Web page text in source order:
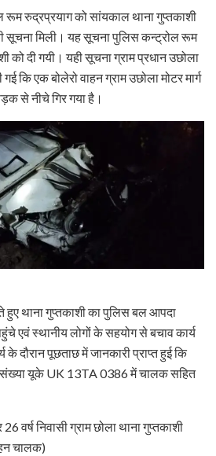
रुद्रप्रयाग को सांयकाल थाना गुप्तकाशी
की सूचना मिली। यह सूचना पुलिस कन्ट्रोल रूम
को दी गयी। यही सूचना ग्राम प्रधान उछोला
गई कि एक बोलेरो वाहन ग्राम उछोला मोटर मार्ग
से नीचे गिर गया है।
हुए थाना गुप्तकाशी का पुलिस बल आपदा
एवं स्थानीय लोगों के सहयोग से बचाव कार्य
के दौरान पूछताछ में जानकारी प्राप्त हुई कि
संख्या यूके UK 13TA 0386 में चालक सहित
वर्ष निवासी ग्राम छोला थाना गुप्तकाशी
चालक)